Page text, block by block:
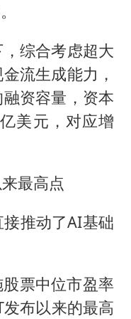
综合考虑超大
流生成能力，
资容量，资本
美元，对应增
最高点
推动了AI基础
票中位市盈率
布以来的最高